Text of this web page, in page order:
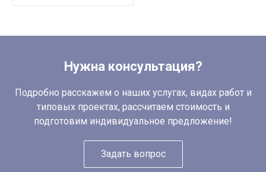
Нужна консультация?
Подробно расскажем о наших услугах, видах работ и
типовых проектах, рассчитаем стоимость и
подготовим индивидуальное предложение!
Задать вопрос